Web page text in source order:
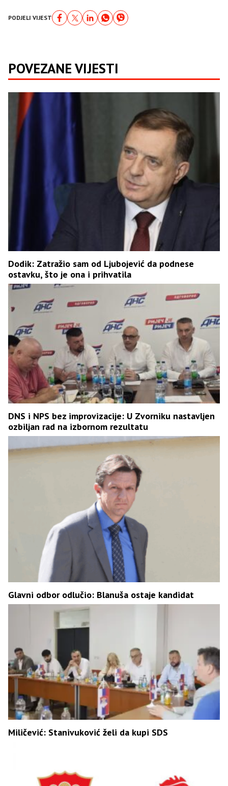
PODJELI VIJEST
POVEZANE VIJESTI
Dodik: Zatražio sam od Ljubojević da podnese
ostavku, što je ona i prihvatila
DNS i NPS bez improvizacije: U Zvorniku nastavljen
ozbiljan rad na izbornom rezultatu
Glavni odbor odlučio: Blanuša ostaje kandidat
Miličević: Stanivuković želi da kupi SDS